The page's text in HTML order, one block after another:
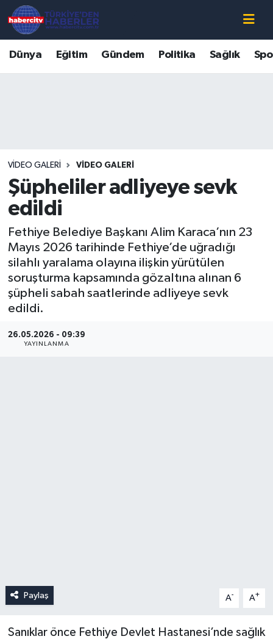
Dünya Eğitim Gündem Politika Sağlık
VIDEO GALERI VIDEO GALERI
Şüpheliler adliyeye sevk
edildi
Fethiye Belediye Başkanı Alim Karaca’nın 23
Mayıs 2026 tarihinde Fethiye’de uğradığı
silahlı yaralama olayına ilişkin yürütülen
soruşturma kapsamında gözaltına alınan 6
şüpheli sabah saatlerinde adliyeye sevk
edildi.
26.05.2026 - 09:39
YAYINLANMA
Paylaş A- A+
Sanıklar önce Fethiye Devlet Hastanesi’nde sağlık
Süper Lig Puan Durumu ve Fikstür
Tüm Manşetler
Son Dakika Haberleri
Haber Arşivi